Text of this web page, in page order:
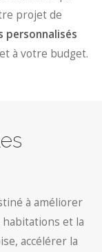
projet de
personnalisés
à votre budget.
à améliorer
et la
accélérer la